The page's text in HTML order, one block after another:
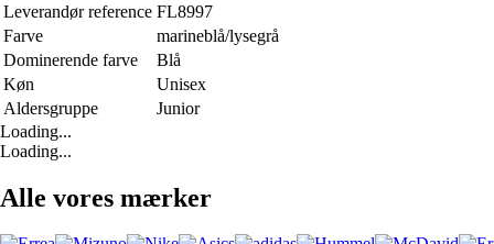
Leverandør reference FL8997
Farve
marineblå/lysegrå
Dominerende farve
Blå
Køn
Unisex
Aldersgruppe
Junior
Loading...
Loading...
Alle vores mærker